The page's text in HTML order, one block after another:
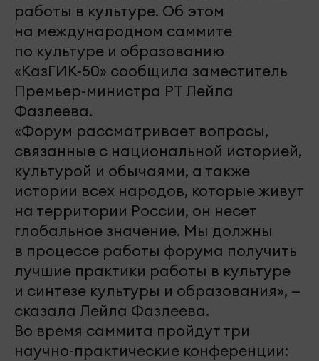
работы в культуре. Об этом
на международном саммите
по культуре и образованию
«КазГИК-50» сообщила заместитель
Премьер-министра РТ Лейла
Фазлеева.
«Форум рассматривает вопросы,
связанные с национальной историей,
культурой и обычаями, а также
истории всех народов, которые живут
на территории России, он несет
глобальное значение. Мы должны
в процессе работы форума получить
лучшие практики работы в культуре
и синтезе культуры и образования», —
сказала Лейла Фазлеева.
Во время саммита пройдут три
научно-практические конференции: